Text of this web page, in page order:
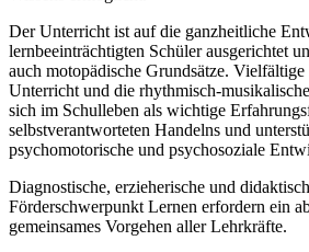
Der Unterricht ist auf die ganzheitliche
lernbeeinträchtigten Schüler ausgerichtet
auch motopädische Grundsätze.
Unterricht und die rhythmisch-
sich im Schulleben als wichtige
selbstverantworteten Handelns und
psychomotorische und psychosoziale
Diagnostische, erzieherische und
Förderschwerpunkt Lernen erfordern ein
gemeinsames Vorgehen aller Lehrkräfte.